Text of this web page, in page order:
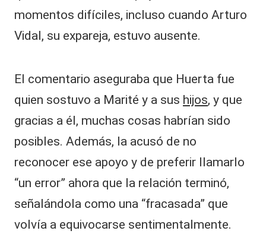
momentos difíciles, incluso cuando Arturo
Vidal, su expareja, estuvo ausente.
El comentario aseguraba que Huerta fue
quien sostuvo a Marité y a sus hijos, y que
gracias a él, muchas cosas habrían sido
posibles. Además, la acusó de no
reconocer ese apoyo y de preferir llamarlo
“un error” ahora que la relación terminó,
señalándola como una “fracasada” que
volvía a equivocarse sentimentalmente.